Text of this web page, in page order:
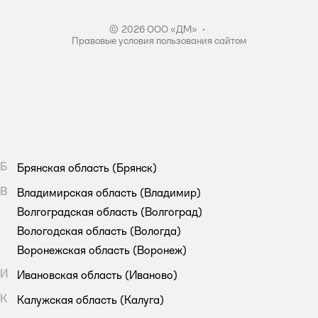
© 2026 ООО «ДМ» •
Правовые условия пользования сайтом
Б Брянская область (Брянск)
В
Владимирская область (Владимир)
Волгоградская область (Волгоград)
Вологодская область (Вологда)
Воронежская область (Воронеж)
И
Ивановская область (Иваново)
К
Калужская область (Калуга)